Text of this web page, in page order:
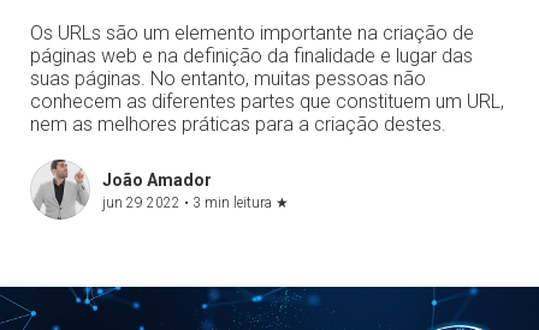
Os URLs são um elemento importante na criação de
páginas web e na definição da finalidade e lugar das
suas páginas. No entanto, muitas pessoas não
conhecem as diferentes partes que constituem um URL,
nem as melhores práticas para a criação destes.
João Amador
jun 29 2022 • 3 min leitura ★